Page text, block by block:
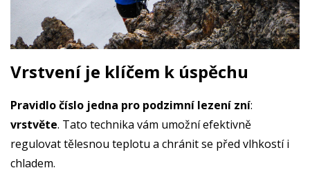
Vrstvení je klíčem k úspěchu
Pravidlo číslo jedna pro podzimní lezení zní:
vrstvěte. Tato technika vám umožní efektivně
regulovat tělesnou teplotu a chránit se před vlhkostí i
chladem.